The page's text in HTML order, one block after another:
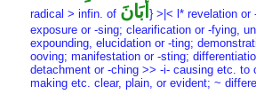
radical > infin. of أَبَانَ } >|< l* revelation or
exposure or -sing; clearification or -fying,
expounding, elucidation or -ting;
ooving; manifestation or -sting;
detachment or -ching >> -i- causing etc. to
making etc. clear, plain, or evident; ~